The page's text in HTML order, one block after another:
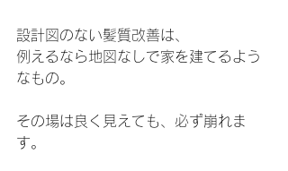
設計図のない髪質改善は、
例えるなら地図なしで家を建てるよう
なもの。
その場は良く見えても、必ず崩れま
す。